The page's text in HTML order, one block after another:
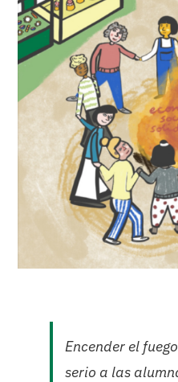
Encender el
serio a las